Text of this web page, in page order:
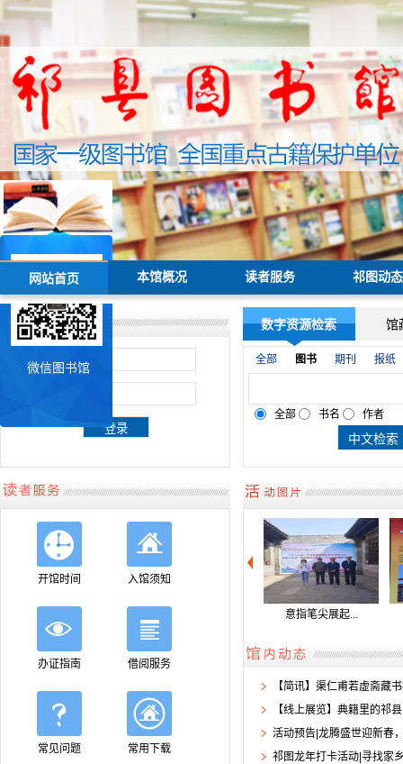
网站首页 本馆概况 读者服务 祁图动态
证 号:
开馆时间 入馆须知
办证指南 借阅服务
常见问题 常用下载
数字资源检索 馆
全部 图书 期刊 报纸
全部 书名 作者
深入学习贯彻...
【简讯】渠仁甫若虚斋藏
【线上展览】典籍里的祁县
活动预告|龙腾盛世迎新春
祁图龙年打卡活动|寻找家
微信图书馆